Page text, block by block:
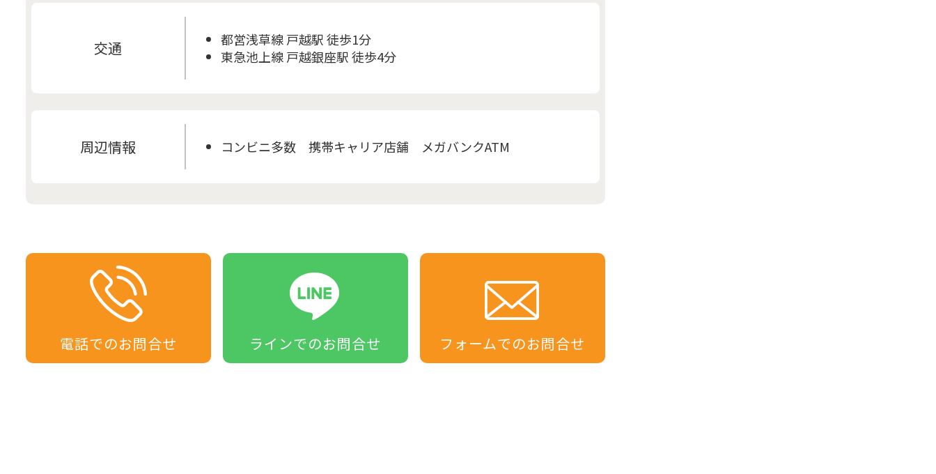
交通
都営浅草線 戸越駅 徒歩1分
東急池上線 戸越銀座駅 徒歩4分
周辺情報 コンビニ多数 携帯キャリア店舗 メガバンクATM
電話でのお問合せ ラインでのお問合せ フォームでのお問合せ